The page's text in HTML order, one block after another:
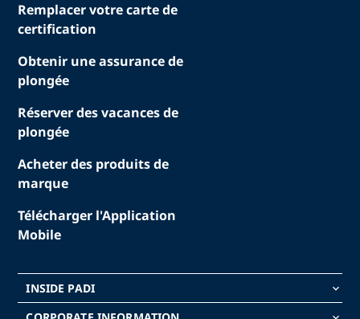
Remplacer votre carte de
certification
Obtenir une assurance de
plongée
Réserver des vacances de
plongée
Acheter des produits de
marque
Télécharger l'Application
Mobile
INSIDE PADI keyboard_arrow_down